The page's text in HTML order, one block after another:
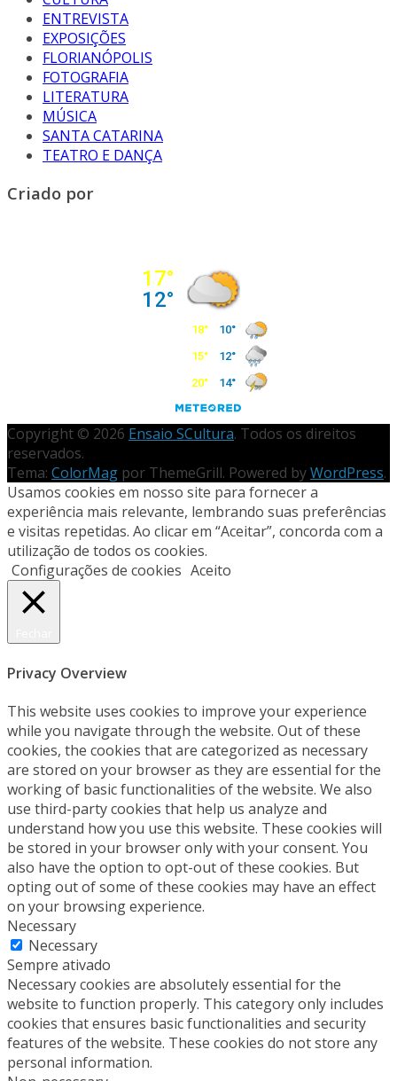
ENTREVISTA
EXPOSIÇÕES
FLORIANÓPOLIS
FOTOGRAFIA
LITERATURA
MÚSICA
SANTA CATARINA
TEATRO E DANÇA
Criado por
Copyright © 2026 Ensaio SCultura. Todos os direitos
reservados.
Tema: ColorMag por ThemeGrill. Powered byWordPress.
Usamos cookies em nosso site para fornecer a
experiência mais relevante, lembrando suas preferências
e visitas repetidas. Ao clicar em “Aceitar”, concorda com a
utilização de todos os cookies.
Configurações de cookies Aceito
Privacy Overview
This website uses cookies to improve your experience
while you navigate through the website. Out of these
cookies, the cookies that are categorized as necessary
are stored on your browser as they are essential for the
working of basic functionalities of the website. We also
use third-party cookies that help us analyze and
understand how you use this website. These cookies will
be stored in your browser only with your consent. You
also have the option to opt-out of these cookies. But
opting out of some of these cookies may have an effect
on your browsing experience.
Necessary
Necessary
Sempre ativado
Necessary cookies are absolutely essential for the
website to function properly. This category only includes
cookies that ensures basic functionalities and security
features of the website. These cookies do not store any
personal information.